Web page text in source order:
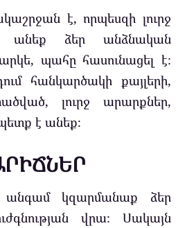
է, որպեսզի լուրջ
անեք ձեր անձնական
պահը հասունացել է։
հանկարծակի քայլերի,
լուրջ արարքներ,
է անեք։
անգամ կզարմանաք ձեր
վրա։ Սակայն